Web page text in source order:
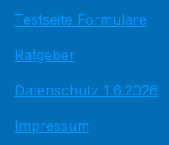
Testseite Formulare
Ratgeber
Datenschutz 1.6.2026
Impressum